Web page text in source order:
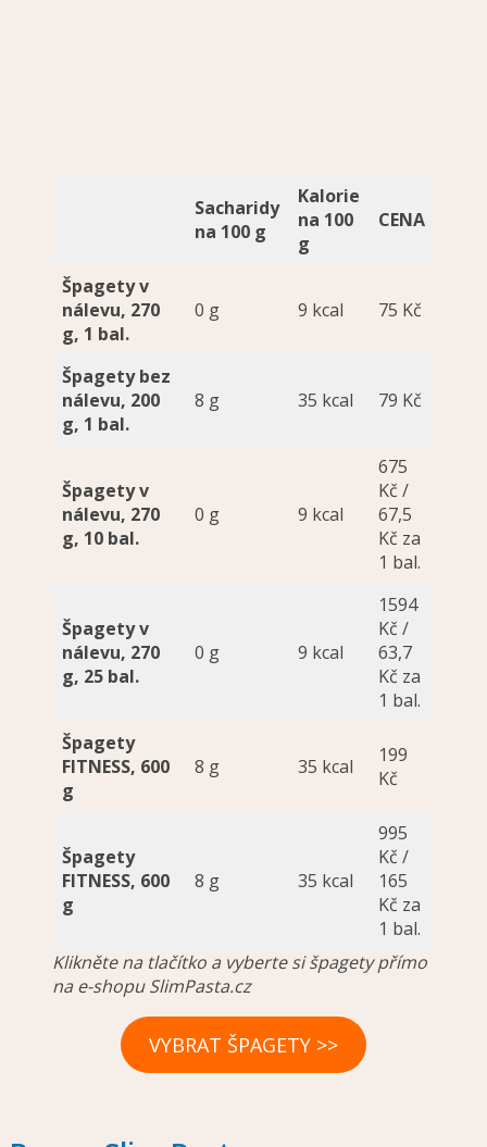
Sacharidy
na 100 g
Kalorie
na 100
g
CENA
Špagety v
nálevu, 270
g, 1 bal.
0 g 9 kcal 75 Kč
Špagety bez
nálevu, 200
g, 1 bal.
8 g 35 kcal 79 Kč
Špagety v
nálevu, 270
g, 10 bal.
0 g 9 kcal
675
Kč /
67,5
Kč za
1 bal.
Špagety v
nálevu, 270
g, 25 bal.
0 g 9 kcal
1594
Kč /
63,7
Kč za
1 bal.
Špagety
FITNESS, 600
g
8 g 35 kcal
199
Kč
Špagety
FITNESS, 600
g
8 g 35 kcal
995
Kč /
165
Kč za
1 bal.
Klikněte na tlačítko a vyberte si špagety přímo
na e-shopu SlimPasta.cz
VYBRAT ŠPAGETY >>